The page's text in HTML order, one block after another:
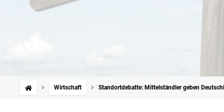
Wirtschaft Standortdebatte: Mittelständler geben